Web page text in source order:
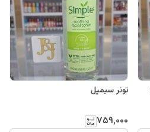
تونر سیمپل
۷۵۹٬۰۰۰